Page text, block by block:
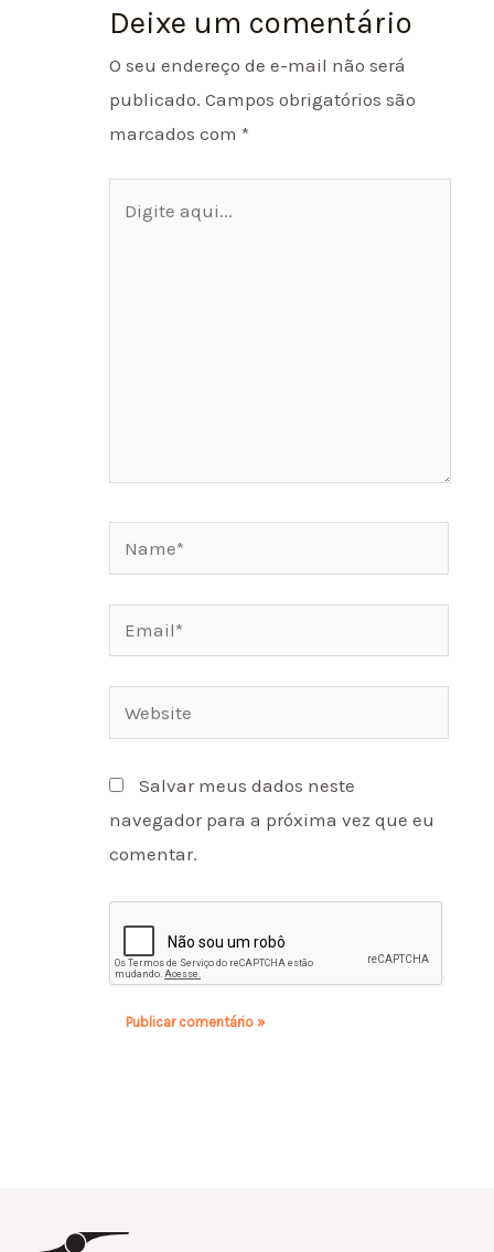
Deixe um comentário
O seu endereço de e-mail não será
publicado. Campos obrigatórios são
marcados com *
aqui...
Email*
Website
Salvar meus dados neste
navegador para a próxima vez que eu
comentar.